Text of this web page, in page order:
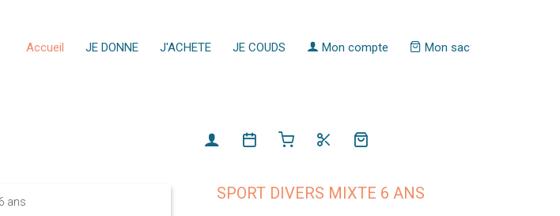
Accueil JE DONNE J'ACHETE JE COUDS Mon compte Mon sac
SPORT DIVERS MIXTE 6 ANS